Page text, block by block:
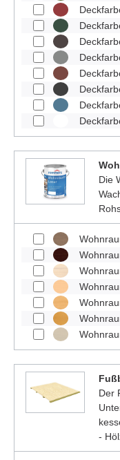
Die
Der
-